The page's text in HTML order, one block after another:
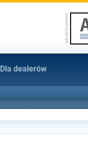
Dla dealerów